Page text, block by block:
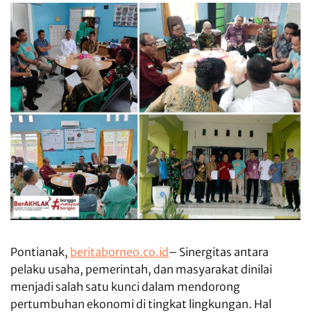
Pontianak, beritaborneo.co.id– Sinergitas antara
pelaku usaha, pemerintah, dan masyarakat dinilai
menjadi salah satu kunci dalam mendorong
pertumbuhan ekonomi di tingkat lingkungan. Hal